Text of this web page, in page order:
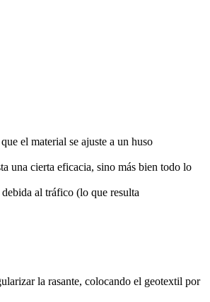
el material se ajuste a un huso
una cierta eficacia, sino más bien todo lo
al tráfico (lo que resulta
la rasante, colocando el geotextil por